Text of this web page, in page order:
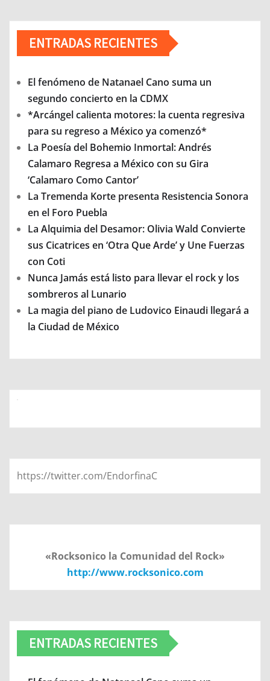
ENTRADAS RECIENTES
El fenómeno de Natanael Cano suma un
segundo concierto en la CDMX
*Arcángel calienta motores: la cuenta regresiva
para su regreso a México ya comenzó*
La Poesía del Bohemio Inmortal: Andrés
Calamaro Regresa a México con su Gira
‘Calamaro Como Cantor’
La Tremenda Korte presenta Resistencia Sonora
en el Foro Puebla
La Alquimia del Desamor: Olivia Wald Convierte
sus Cicatrices en ‘Otra Que Arde’ y Une Fuerzas
con Coti
Nunca Jamás está listo para llevar el rock y los
sombreros al Lunario
La magia del piano de Ludovico Einaudi llegará a
la Ciudad de México
https://twitter.com/EndorfinaC
«Rocksonico la Comunidad del Rock»
http://www.rocksonico.com
ENTRADAS RECIENTES